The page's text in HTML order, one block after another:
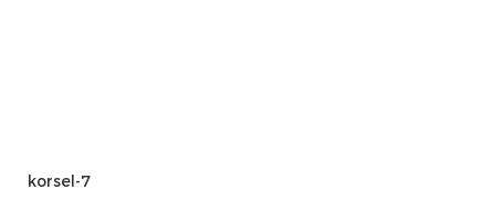
korsel-7